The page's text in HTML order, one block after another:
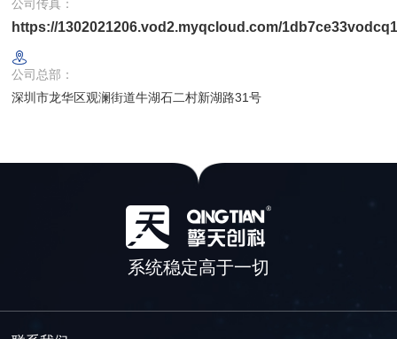
公司传真：
https://1302021206.vod2.myqcloud.com/
公司总部：
深圳市龙华区观澜街道牛湖石二村新湖路31号
系统稳定高于一切